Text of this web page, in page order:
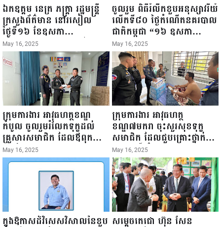
ឯកឧត្តម នេត្រ ភក្ត្រា រដ្ឋមន្ត្រី
ក្រសួងព័ត៌មាន នៅរសៀល
ថ្ងៃទី១៦ ខែឧសភា
ឆ្នាំ២០២៥នេះ បានអញ្ជើញចុះ
ធ្វើជំរឿនថ្នាក់ដឹកនាំមន្ត្រីរាជ
ការស៉ីវិល នៃក្រសួងព័ត៌មាន...
May 16, 2025
ចូលរួម ពិធីរំលឹកខួបអនុស្សាវរីយ៍
លើកទី៨០ ថ្ងៃកំណើតនគរបាល
ជាតិកម្ពុជា “១៦ ឧសភា
១៩៤៥ ~ ១៦ ឧសភា
២០២៥”...
May 16, 2025
ក្រុមការងារ អាវុធហត្ថខណ្ឌ
កំបូល ចូលរួមរំលែកទុក្ខដល់
គ្រួសារសមាជិក ដែលឪពុកក្មេក
របស់លោកទទួលមរណៈភាព!
May 16, 2025
ក្រុមការងារ អាវុធហត្ថ
ខណ្ឌ៧មករា ចុះសួរសុខទុក្ខ
សមាជិក ដែលជួបគ្រោះថ្នាក់
ចរាចរណ៍ កំពុងសម្រាកព្យាបាល
នៅមន្ទីរពេទ្យ!
May 16, 2025
ក្នុងឱកាសដ៏វិសេសវិសាលនៃខួប សម្តេចតេជោ ហ៊ុន សែន